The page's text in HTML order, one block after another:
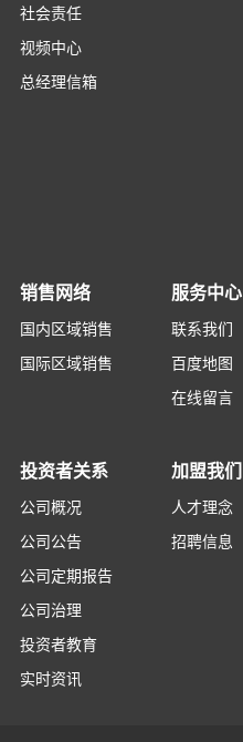
社会责任
视频中心
总经理信箱
销售网络
国内区域销售
国际区域销售
服务中心
联系我们
百度地图
在线留言
投资者关系
公司概况
公司公告
公司定期报告
公司治理
投资者教育
实时资讯
加盟我们
人才理念
招聘信息